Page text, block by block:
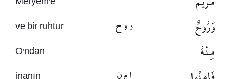
ve bir ruhtur ر و ح وَرُوحٌ
O’ndan مِنْهُ